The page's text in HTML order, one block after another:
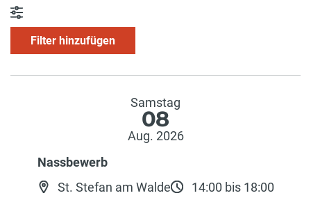
Filter hinzufügen
Samstag
08
Aug. 2026
Nassbewerb
St. Stefan am Walde
14:00 bis 18:00